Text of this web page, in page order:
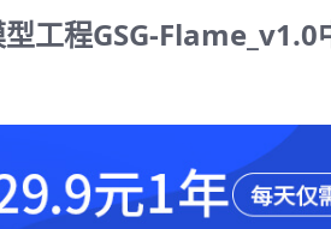
工程GSG-Flame_v1.0